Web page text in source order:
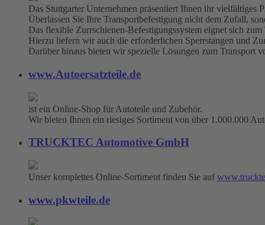
Das Stuttgarter Unternehmen präsentiert Ihnen ihr vielfältiges
Überlassen Sie Ihre Transportbefestigung nicht dem Zufall,
Das flexible Zurrschienen-Befestigungssystem eignet sich
Hierzu liefern wir auch die erforderlichen Sperrstangen und
Darüber hinaus bieten wir spezielle Lösungen zum Transport
www.Autoersatzteile.de
ist ein Online-Shop für Autoteile und Zubehör.
Wir bieten Ihnen ein riesiges Sortiment von über 1.000.000
TRUCKTEC Automotive GmbH
Unser komplettes Online-Sortiment finden Sie auf
www.pkwteile.de